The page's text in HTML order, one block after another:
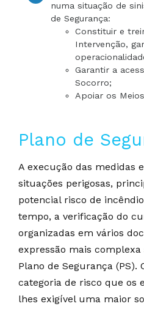
numa situação de
de Segurança:
Constituir e
Intervenção,
Garantir a
Socorro;
Apoiar os
Plano de
A execução das medidas
situações perigosas,
potencial risco de
tempo, a verificação do
organizadas em vários
expressão mais
Plano de Segurança (PS).
categoria de risco que os
lhes exigível uma maior